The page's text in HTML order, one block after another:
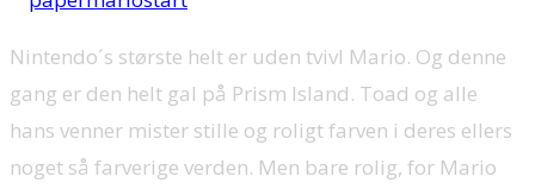
Nintendo´s største helt er uden tvivl Mario. Og denne
gang er den helt gal på Prism Island. Toad og alle
hans venner mister stille og roligt farven i deres ellers
noget så farverige verden. Men bare rolig, for Mario